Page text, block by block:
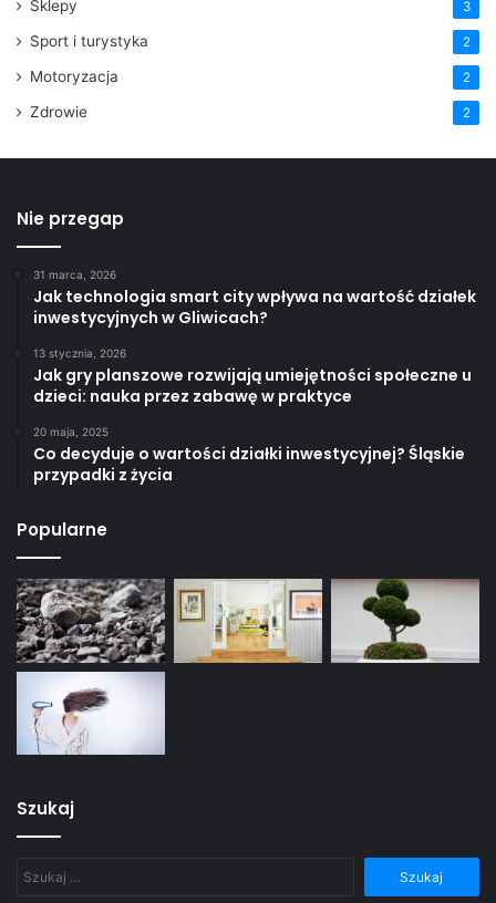
Sklepy 3
Sport i turystyka 2
Motoryzacja 2
Zdrowie 2
Nie przegap
31 marca, 2026
Jak technologia smart city wpływa na wartość działek
inwestycyjnych w Gliwicach?
13 stycznia, 2026
Jak gry planszowe rozwijają umiejętności społeczne u
dzieci: nauka przez zabawę w praktyce
20 maja, 2025
Co decyduje o wartości działki inwestycyjnej? Śląskie
przypadki z życia
Popularne
Szukaj
Szukaj: